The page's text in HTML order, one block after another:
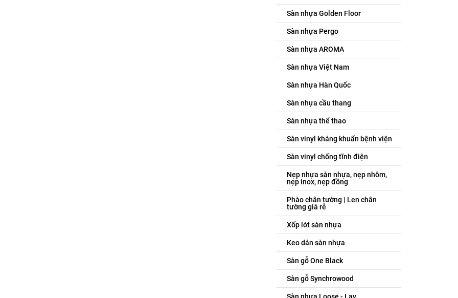
Sàn nhựa Golden Floor
Sàn nhựa Pergo
Sàn nhựa AROMA
Sàn nhựa Việt Nam
Sàn nhựa Hàn Quốc
Sàn nhựa cầu thang
Sàn nhựa thể thao
Sàn vinyl kháng khuẩn bệnh viện
Sàn vinyl chống tĩnh điện
Nẹp nhựa sàn nhựa, nẹp nhôm,
nẹp inox, nẹp đồng
Phào chân tường | Len chân
tường giá rẻ
Xốp lót sàn nhựa
Keo dán sàn nhựa
Sàn gỗ One Black
Sàn gỗ Synchrowood